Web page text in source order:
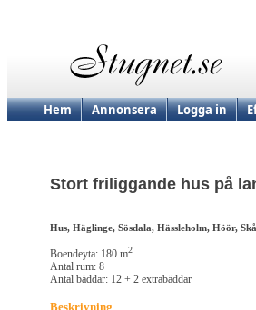
Hem Annonsera Logga in
Stort friliggande hus på
Hus, Häglinge, Sösdala, Hässleholm, Höör,
Boendeyta: 180 m2
Antal rum: 8
Antal bäddar: 12 + 2 extrabäddar
Beskrivning